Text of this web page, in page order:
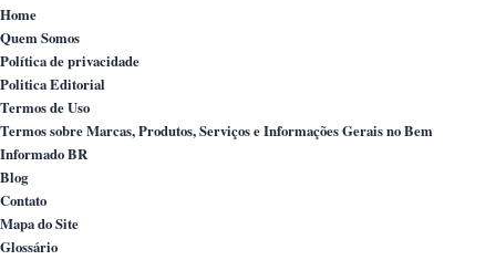
Home
Quem Somos
Política de privacidade
Politica Editorial
Termos de Uso
Termos sobre Marcas, Produtos, Serviços e Informações Gerais no Bem
Informado BR
Blog
Contato
Mapa do Site
Glossário